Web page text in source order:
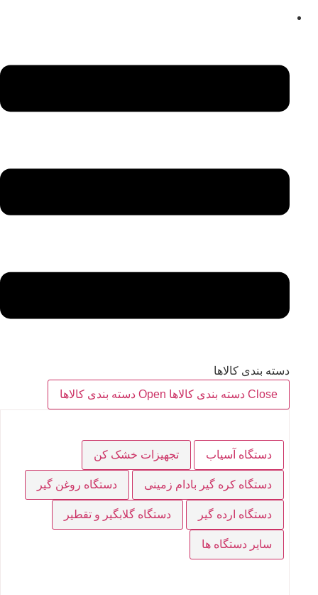
دسته بندی کالاها
Close دسته بندی کالاها
Open دسته بندی کالاها
دستگاه آسیاب تجهیزات خشک کن
دستگاه کره گیر بادام زمینی دستگاه روغن گیر
دستگاه ارده گیر دستگاه گلابگیر و تقطیر
سایر دستگاه ها